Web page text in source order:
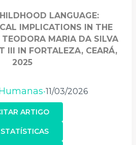
LANGUAGE:
IMPLICATIONS IN THE
MARIA DA SILVA
III IN FORTALEZA, CEARÁ,
2025
•11/03/2026
ARTIGO